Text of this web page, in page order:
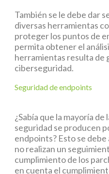
También se le debe dar
diversas herramientas
proteger los puntos de
permita obtener el
herramientas resulta de
ciberseguridad.
Seguridad de endpoints
¿Sabía que la mayoría de
seguridad se producen
endpoints? Esto se
no realizan un
cumplimiento de los
en cuenta el